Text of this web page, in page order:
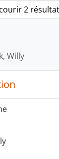
2
Willy